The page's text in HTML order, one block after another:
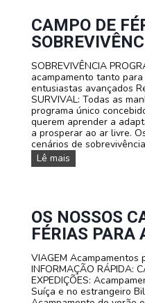
R
T
O
A
Q
U
Á
T
I
C
O
A
P
A
M
N
T
O
P
CAMPO DE
SOBREVIVÊNCIA
acampamento tanto
entusiastas avançados
SURVIVAL: Todas as
programa único
querem aprender a
a prosperar ao ar livre.
cenários de
Lê mais
A
D
E
F
R
I
A
S
OS NOSSOS
FÉRIAS PARA
VIAGEM Acampamentos
INFORMAÇÃO RÁPIDA:
EXPEDIÇÕES:
Suíça e no estrangeiro